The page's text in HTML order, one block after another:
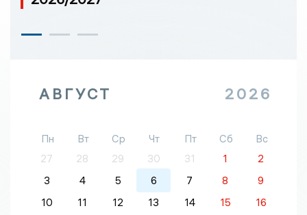
АВГУСТ 2026
Пн Вт Ср Чт Пт Сб
Вс
27
28 29 30 31 1
2
3
4 5 6 7 8
9
10
11 12 13 14 15 16